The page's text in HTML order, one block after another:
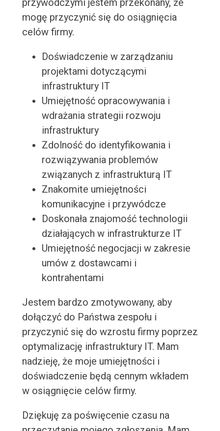
przywódczymi jestem przekonany, że
mogę przyczynić się do osiągnięcia
celów firmy.
Doświadczenie w zarządzaniu
projektami dotyczącymi
infrastruktury IT
Umiejętność opracowywania i
wdrażania strategii rozwoju
infrastruktury
Zdolność do identyfikowania i
rozwiązywania problemów
związanych z infrastrukturą IT
Znakomite umiejętności
komunikacyjne i przywódcze
Doskonała znajomość technologii
działających w infrastrukturze IT
Umiejętność negocjacji w zakresie
umów z dostawcami i
kontrahentami
Jestem bardzo zmotywowany, aby
dołączyć do Państwa zespołu i
przyczynić się do wzrostu firmy poprzez
optymalizację infrastruktury IT. Mam
nadzieję, że moje umiejętności i
doświadczenie będą cennym wkładem
w osiągnięcie celów firmy.
Dziękuję za poświęcenie czasu na